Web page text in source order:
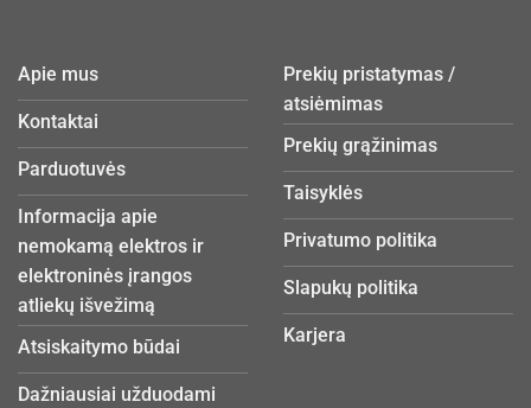
Apie mus
Kontaktai
Parduotuvės
Informacija apie
nemokamą elektros ir
elektroninės įrangos
atliekų išvežimą
Atsiskaitymo būdai
Dažniausiai užduodami
Prekių pristatymas /
atsiėmimas
Prekių grąžinimas
Taisyklės
Privatumo politika
Slapukų politika
Karjera